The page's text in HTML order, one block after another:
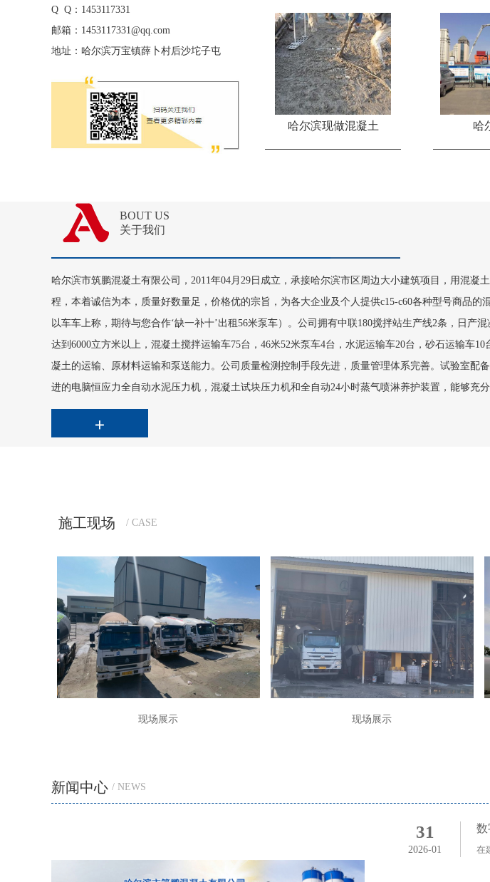
2
哈尔滨现做混凝土 哈
Q Q：1453117331
邮箱：1453117331@qq.com
地址：哈尔滨万宝镇薛卜村后沙坨子屯
BOUT US
关于我们
哈尔滨市筑鹏混凝土有限公司，2011年04月29日成立，承接哈尔滨市区周边大小建筑项目，用混凝
程，本着诚信为本，质量好数量足，价格优的宗旨，为各大企业及个人提供c15-c60各种型号商品的
以车车上称，期待与您合作‘缺一补十’出租56米泵车）。公司拥有中联180搅拌站生产线2条，日产混
达到6000立方米以上，混凝土搅拌运输车75台，46米52米泵车4台，水泥运输车20台，砂石运输车10
凝土的运输、原材料运输和泵送能力。公司质量检测控制手段先进，质量管理体系完善。试验室配
进的电脑恒应力全自动水泥压力机，混凝土试块压力机和全自动24小时蒸气喷淋养护装置，能够充
材料及混凝土的检测能力。公司拥有工程专业高级工程师2名，工程师3名，优秀技术人员10名，优秀
10名。具有丰富的混凝土施工经验。本公司保质保量，承接哈市及周边，各种大小工程，车辆...
施工现场 / CASE
现场展示 现场展示
新闻中心 / NEWS
31
2026-01
数